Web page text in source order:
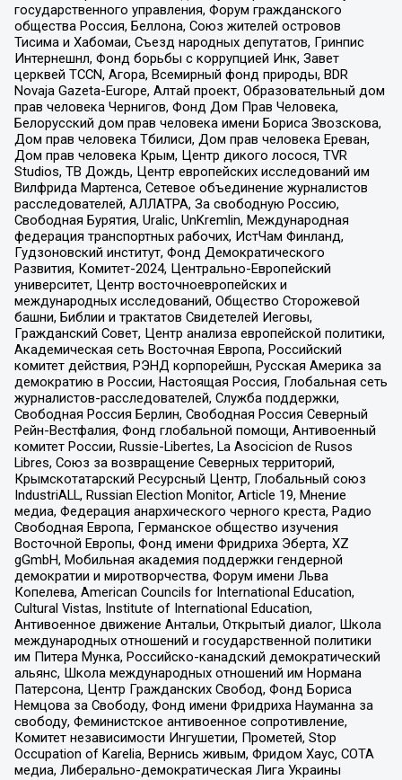
государственного управления, Форум гражданского
общества Россия, Беллона, Союз жителей островов
Тисима и Хабомаи, Съезд народных депутатов, Гринпис
Интернешнл, Фонд борьбы с коррупцией Инк, Завет
церквей TCCN, Агора, Всемирный фонд природы, BDR
Novaja Gazeta-Europe, Алтай проект, Образовательный дом
прав человека Чернигов, Фонд Дом Прав Человека,
Белорусский дом прав человека имени Бориса Звозскова,
Дом прав человека Тбилиси, Дом прав человека Ереван,
Дом прав человека Крым, Центр дикого лосося, TVR
Studios, ТВ Дождь, Центр европейских исследований им
Вилфрида Мартенса, Сетевое объединение журналистов
расследователей, АЛЛАТРА, За свободную Россию,
Свободная Бурятия, Uralic, UnKremlin, Международная
федерация транспортных рабочих, ИстЧам Финланд,
Гудзоновский институт, Фонд Демократического
Развития, Комитет-2024, Центрально-Европейский
университет, Центр восточноевропейских и
международных исследований, Общество Сторожевой
башни, Библии и трактатов Свидетелей Иеговы,
Гражданский Совет, Центр анализа европейской политики,
Академическая сеть Восточная Европа, Российский
комитет действия, РЭНД корпорейшн, Русская Америка за
демократию в России, Настоящая Россия, Глобальная сеть
журналистов-расследователей, Служба поддержки,
Свободная Россия Берлин, Свободная Россия Северный
Рейн-Вестфалия, Фонд глобальной помощи, Антивоенный
комитет России, Russie-Libertes, La Asocicion de Rusos
Libres, Союз за возвращение Северных территорий,
Крымскотатарский Ресурсный Центр, Глобальный союз
IndustriALL, Russian Election Monitor, Article 19, Мнение
медиа, Федерация анархического черного креста, Радио
Свободная Европа, Германское общество изучения
Восточной Европы, Фонд имени Фридриха Эберта, XZ
gGmbH, Мобильная академия поддержки гендерной
демократии и миротворчества, Форум имени Льва
Копелева, American Councils for International Education,
Cultural Vistas, Institute of International Education,
Антивоенное движение Антальи, Открытый диалог, Школа
международных отношений и государственной политики
им Питера Мунка, Российско-канадский демократический
альянс, Школа международных отношений им Нормана
Патерсона, Центр Гражданских Свобод, Фонд Бориса
Немцова за Свободу, Фонд имени Фридриха Науманна за
свободу, Феминистское антивоенное сопротивление,
Комитет независимости Ингушетии, Прометей, Stop
Occupation of Karelia, Вернись живым, Фридом Хаус, СОТА
медиа, Либерально-демократическая Лига Украины